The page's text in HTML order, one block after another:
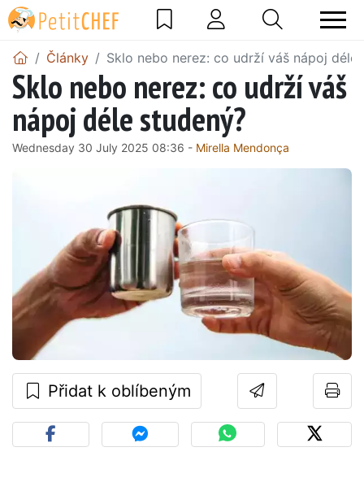
Články Sklo nebo nerez: co udrží váš nápoj déle
Sklo nebo nerez: co udrží váš
nápoj déle studený?
Wednesday 30 July 2025 08:36 - Mirella Mendonça
Přidat k oblíbeným